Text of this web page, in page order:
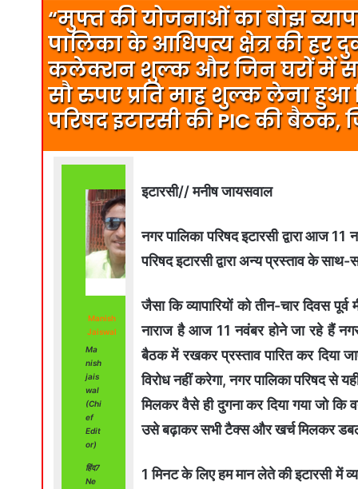
“मुफ्त की योजनाओं का बोझ
पालिका के आधिपत्य क्षेत्र की हर
कलेक्शन शुल्क और जिन घरों में
सौ रुपए प्रति माह शुल्क लेना हुआ
परिषद इटारसी की PIC की बैठक,
Manish
Jaiswal
Ma
nish
jais
wal
(Chi
ef
Edit
or)
हिंद7
Ne
इटारसी// मनीष जायसवाल
नगर पालिका परिषद इटारसी द्वारा आज
परिषद इटारसी द्वारा अन्य प्रस्ताव के साथ-
जैसा कि व्यापारियों को तीन-चार दिवस
नाराज है आज 11 नवंबर होने जा रहे हैं नगर
बैठक में रखकर प्रस्ताव पारित कर दिया
विरोध नहीं करेगा, नगर पालिका परिषद से
मिलकर वैसे ही दुगना कर दिया गया जो
उसे बढ़ाकर सभी टैक्स और खर्च मिलकर
1 मिनट के लिए हम मान लेते की इटारसी में